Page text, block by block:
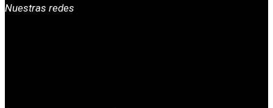
Nuestras redes